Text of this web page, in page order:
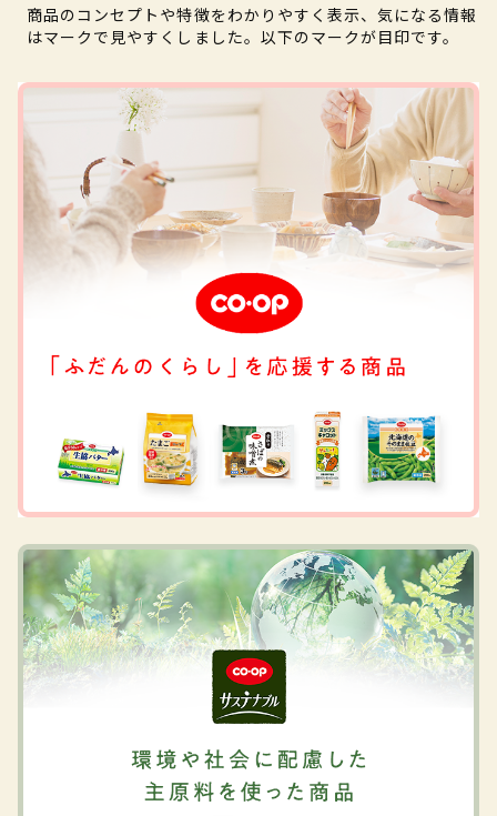
商品のコンセプトや特徴をわかりやすく表示、気になる情報
はマークで見やすくしました。以下のマークが目印です。